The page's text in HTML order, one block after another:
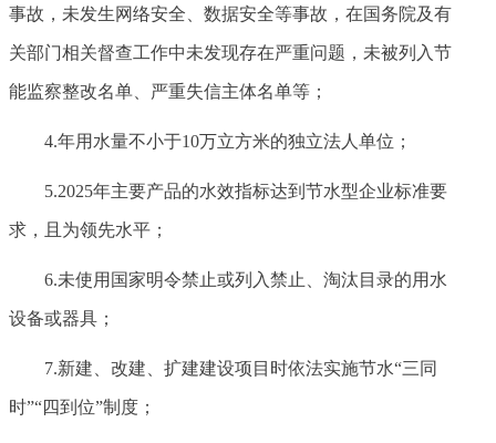
事故，未发生网络安全、数据安全等事故，在国务院及有
关部门相关督查工作中未发现存在严重问题，未被列入节
能监察整改名单、严重失信主体名单等；
4.年用水量不小于10万立方米的独立法人单位；
5.2025年主要产品的水效指标达到节水型企业标准要
求，且为领先水平；
6.未使用国家明令禁止或列入禁止、淘汰目录的用水
设备或器具；
7.新建、改建、扩建建设项目时依法实施节水“三同
时”“四到位”制度；